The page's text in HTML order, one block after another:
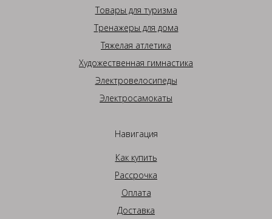
Товары для туризма
Тренажеры для дома
Тяжелая атлетика
Художественная гимнастика
Электровелосипеды
Электросамокаты
Навигация
Как купить
Рассрочка
Оплата
Доставка